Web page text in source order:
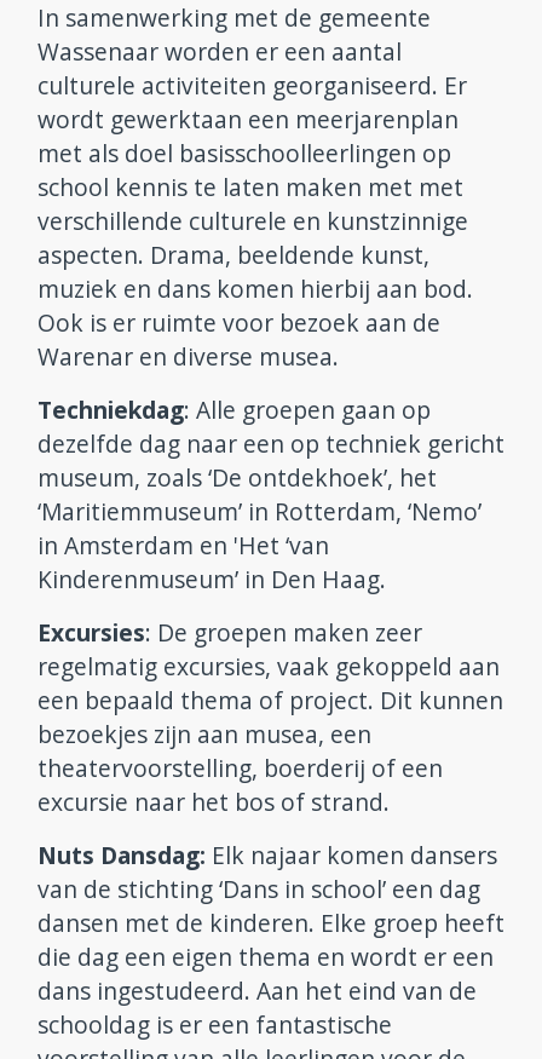
In samenwerking met de gemeente
Wassenaar worden er een aantal
culturele activiteiten georganiseerd. Er
wordt gewerktaan een meerjarenplan
met als doel basisschoolleerlingen op
school kennis te laten maken met met
verschillende culturele en kunstzinnige
aspecten. Drama, beeldende kunst,
muziek en dans komen hierbij aan bod.
Ook is er ruimte voor bezoek aan de
Warenar en diverse musea.
Techniekdag: Alle groepen gaan op
dezelfde dag naar een op techniek gericht
museum, zoals ‘De ontdekhoek’, het
‘Maritiemmuseum’ in Rotterdam, ‘Nemo’
in Amsterdam en 'Het ‘van
Kinderenmuseum’ in Den Haag.
Excursies: De groepen maken zeer
regelmatig excursies, vaak gekoppeld aan
een bepaald thema of project. Dit kunnen
bezoekjes zijn aan musea, een
theatervoorstelling, boerderij of een
excursie naar het bos of strand.
Nuts Dansdag: Elk najaar komen dansers
van de stichting ‘Dans in school’ een dag
dansen met de kinderen. Elke groep heeft
die dag een eigen thema en wordt er een
dans ingestudeerd. Aan het eind van de
schooldag is er een fantastische